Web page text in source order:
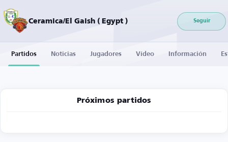
Ceramica/El Gaish ( Egypt ) Seguir
Partidos Noticias Jugadores Vídeo Información
Próximos partidos